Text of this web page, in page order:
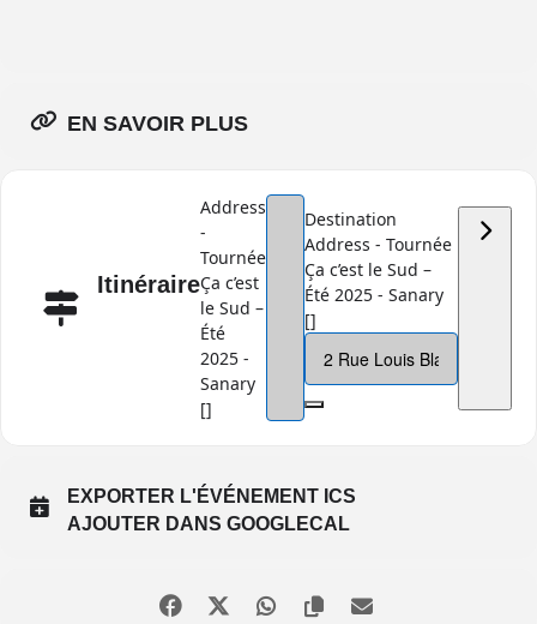
EN SAVOIR PLUS
Itinéraire
Address
-
Tournée
Ça c’est
le Sud –
Été
2025 -
Sanary
[]
Destination
Address - Tournée
Ça c’est le Sud –
Été 2025 - Sanary
[]
EXPORTER L'ÉVÉNEMENT ICS
AJOUTER DANS GOOGLECAL